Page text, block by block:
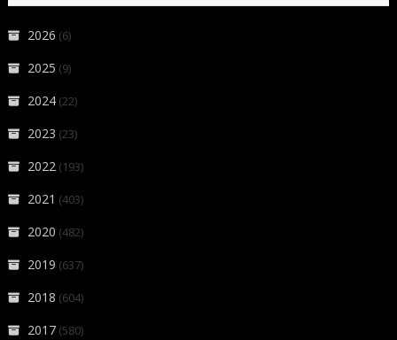
2026 (6)
2025 (9)
2024 (22)
2023 (23)
2022 (193)
2021 (403)
2020 (482)
2019 (637)
2018 (604)
2017 (580)